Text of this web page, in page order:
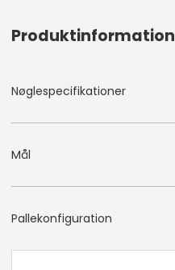
Produktinformation
Nøglespecifikationer
Mål
Pallekonfiguration